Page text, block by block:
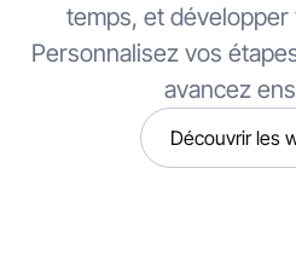
temps, et
Personnalisez vos
avancez
Découvrir les